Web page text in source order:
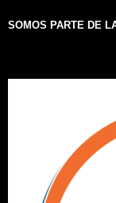
SOMOS PARTE DE